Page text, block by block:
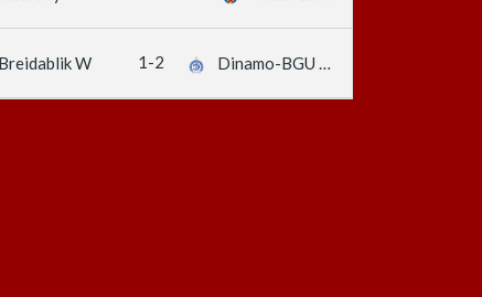
Breidablik W 1-2 Dinamo-BGU W